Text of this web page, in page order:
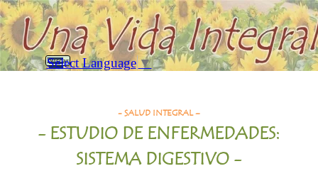
Vaya al Contenido
Saltar menú
Select Language ▼
Buscar
- SALUD INTEGRAL –
- ESTUDIO DE ENFERMEDADES:
SISTEMA DIGESTIVO -